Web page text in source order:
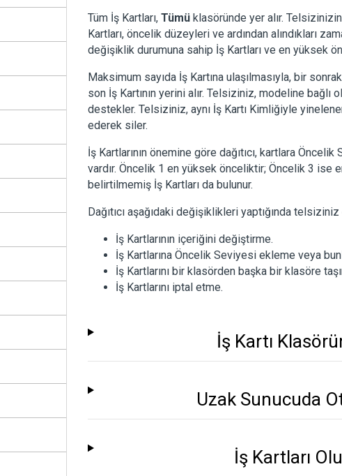
Tüm İş Kartları, Tümü klasöründe yer alır.
Kartları, öncelik düzeyleri ve ardından alındıkları
değişiklik durumuna sahip İş Kartları ve en yüksek
Maksimum sayıda İş Kartına ulaşılmasıyla, bir
son İş Kartının yerini alır. Telsiziniz, modeline bağlı
destekler. Telsiziniz, aynı İş Kartı Kimliğiyle
ederek siler.
İş Kartlarının önemine göre dağıtıcı, kartlara
vardır. Öncelik 1 en yüksek önceliktir; Öncelik 3 ise
belirtilmemiş İş Kartları da bulunur.
Dağıtıcı aşağıdaki değişiklikleri yaptığında
İş Kartlarının içeriğini değiştirme.
İş Kartlarına Öncelik Seviyesi ekleme veya
İş Kartlarını bir klasörden başka bir klasöre
İş Kartlarını iptal etme.
İş Kartı
Uzak Sunucuda
İş Kartları